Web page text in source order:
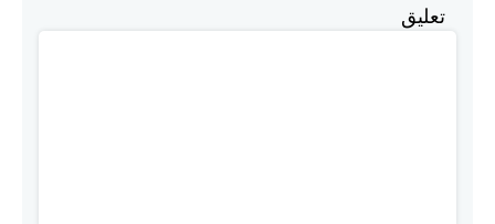
تعليق